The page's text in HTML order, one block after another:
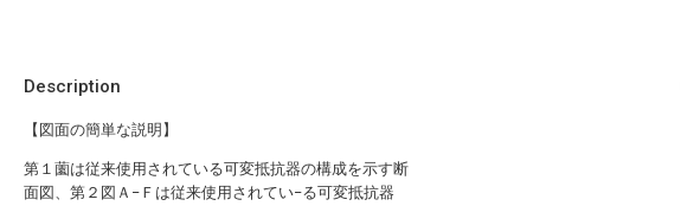
Description
【図面の簡単な説明】
第１薗は従来使用されている可変抵抗器の構成を示す断
面図、第２図Ａ−Ｆは従来使用されてい−る可変抵抗器